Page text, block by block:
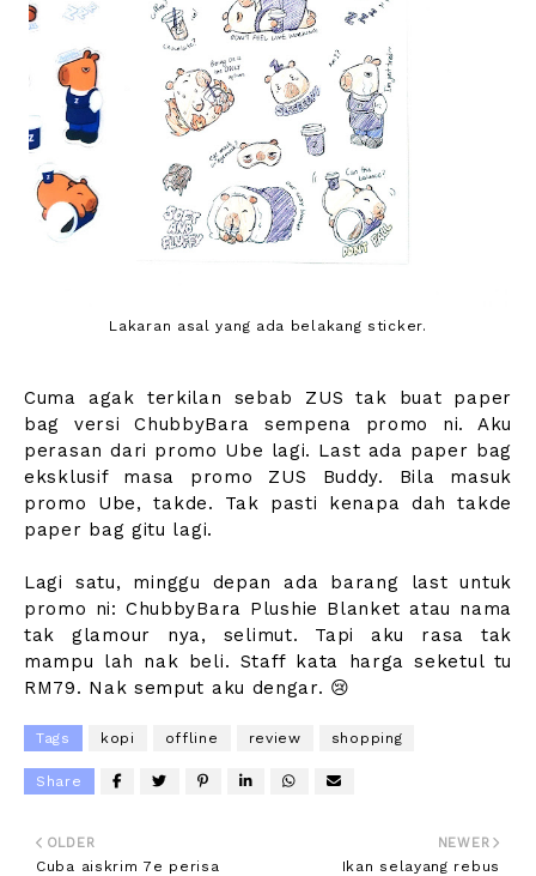
Lakaran asal yang ada belakang sticker.
Cuma agak terkilan sebab ZUS tak buat paper
bag versi ChubbyBara sempena promo ni. Aku
perasan dari promo Ube lagi. Last ada paper bag
eksklusif masa promo ZUS Buddy. Bila masuk
promo Ube, takde. Tak pasti kenapa dah takde
paper bag gitu lagi.
Lagi satu, minggu depan ada barang last untuk
promo ni: ChubbyBara Plushie Blanket atau nama
tak glamour nya, selimut. Tapi aku rasa tak
mampu lah nak beli. Staff kata harga seketul tu
RM79. Nak semput aku dengar. 😢
Tags kopi offline review shopping
Share
NEWER
Ikan selayang rebus
OLDER
Cuba aiskrim 7e perisa